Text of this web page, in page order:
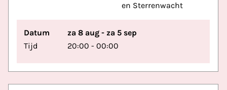
en Sterrenwacht
Datum
za 8 aug - za 5 sep
Tijd
20:00 - 00:00